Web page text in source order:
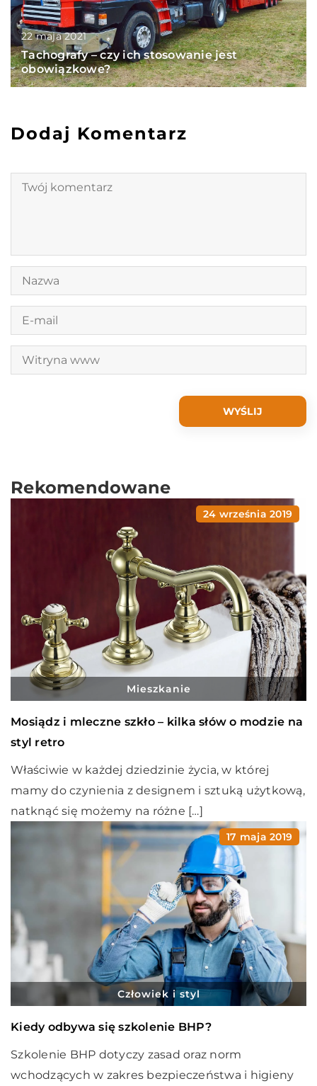
22 maja 2021
Tachografy – czy ich stosowanie jest
obowiązkowe?
Dodaj Komentarz
Rekomendowane
24 września 2019
Mieszkanie
Mosiądz i mleczne szkło – kilka słów o modzie na
styl retro
Właściwie w każdej dziedzinie życia, w której
mamy do czynienia z designem i sztuką użytkową,
natknąć się możemy na różne […]
17 maja 2019
Człowiek i styl
Kiedy odbywa się szkolenie BHP?
Szkolenie BHP dotyczy zasad oraz norm
wchodzących w zakres bezpieczeństwa i higieny